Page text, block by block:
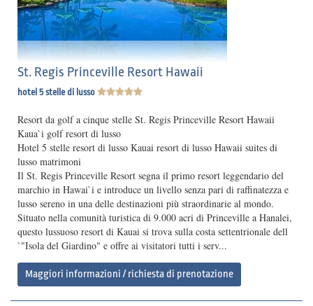
St. Regis Princeville Resort Hawaii
hotel 5 stelle di lusso
Resort da golf a cinque stelle St. Regis Princeville Resort Hawaii
Kaua`i golf resort di lusso
Hotel 5 stelle resort di lusso Kauai resort di lusso Hawaii suites di
lusso matrimoni
Il St. Regis Princeville Resort segna il primo resort leggendario del
marchio in Hawai`i e introduce un livello senza pari di raffinatezza e
lusso sereno in una delle destinazioni più straordinarie al mondo.
Situato nella comunità turistica di 9.000 acri di Princeville a Hanalei,
questo lussuoso resort di Kauai si trova sulla costa settentrionale dell
`"Isola del Giardino" e offre ai visitatori tutti i serv...
Maggiori informazioni / richiesta di prenotazione